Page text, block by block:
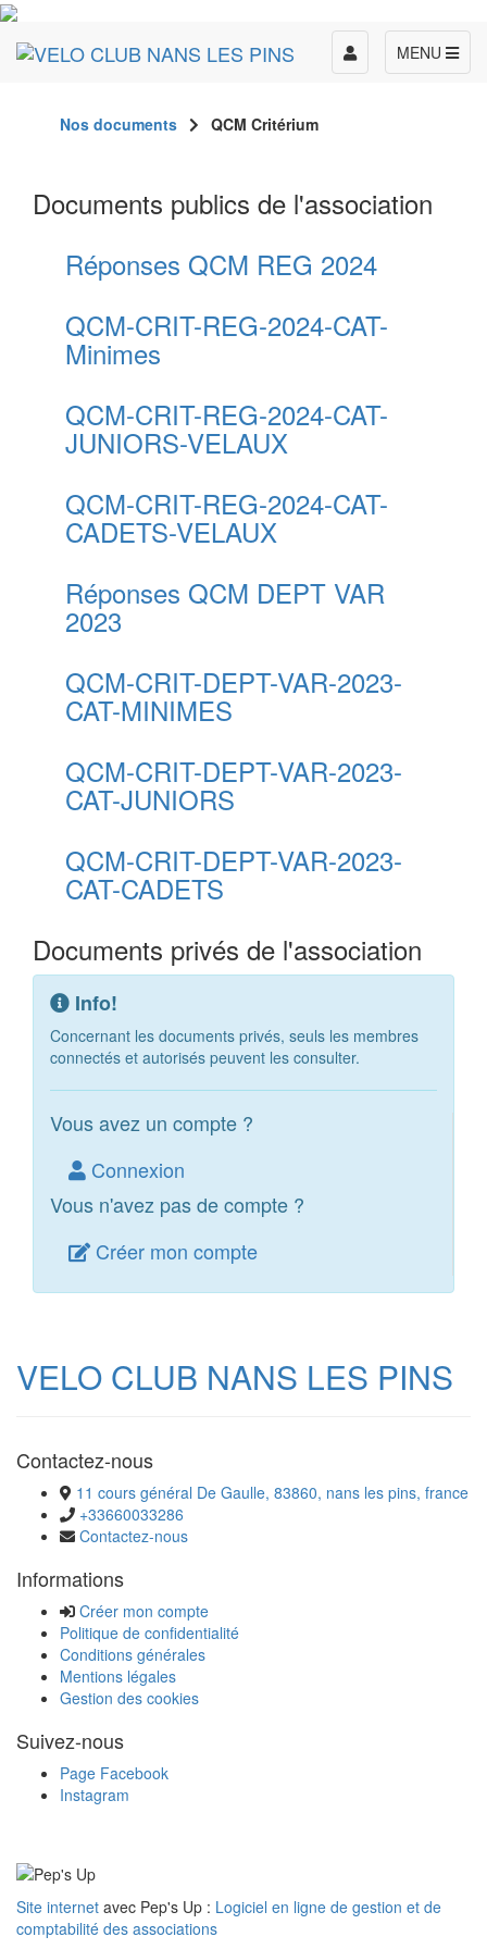
MENU
Toggle
navigation
Nos documents QCM Critérium
Documents publics de l'association
Réponses QCM REG 2024
QCM-CRIT-REG-2024-CAT-
Minimes
QCM-CRIT-REG-2024-CAT-
JUNIORS-VELAUX
QCM-CRIT-REG-2024-CAT-
CADETS-VELAUX
Réponses QCM DEPT VAR
2023
QCM-CRIT-DEPT-VAR-2023-
CAT-MINIMES
QCM-CRIT-DEPT-VAR-2023-
CAT-JUNIORS
QCM-CRIT-DEPT-VAR-2023-
CAT-CADETS
Documents privés de l'association
Info!
Concernant les documents privés, seuls les membres
connectés et autorisés peuvent les consulter.
Vous avez un compte ?
Connexion
Vous n'avez pas de compte ?
Créer mon compte
VELO CLUB NANS LES PINS
Contactez-nous
11 cours général De Gaulle, 83860, nans les pins, france
+33660033286
Contactez-nous
Informations
Créer mon compte
Politique de confidentialité
Conditions générales
Mentions légales
Gestion des cookies
Suivez-nous
Page Facebook
Instagram
Site internet avec Pep's Up : Logiciel en ligne de gestion et de
comptabilité des associations